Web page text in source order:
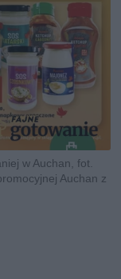
w Auchan, fot.
Auchan z